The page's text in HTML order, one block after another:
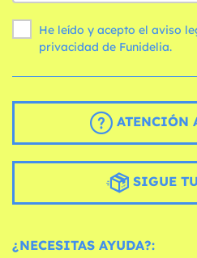
He leído y acepto el aviso
privacidad de Funidelia.
ATENCIÓN
SIGUE
¿NECESITAS AYUDA?: